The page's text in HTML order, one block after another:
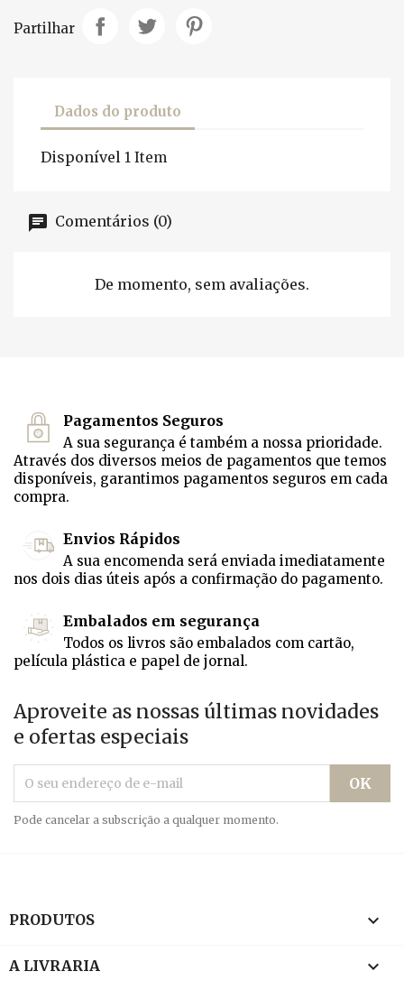
Partilhar
Dados do produto
Disponível 1 Item
Comentários (0)
De momento, sem avaliações.
Pagamentos Seguros
A sua segurança é também a nossa prioridade.
Através dos diversos meios de pagamentos que temos
disponíveis, garantimos pagamentos seguros em cada
compra.
Envios Rápidos
A sua encomenda será enviada imediatamente
nos dois dias úteis após a confirmação do pagamento.
Embalados em segurança
Todos os livros são embalados com cartão,
película plástica e papel de jornal.
Aproveite as nossas últimas novidades
e ofertas especiais
Pode cancelar a subscrição a qualquer momento.
PRODUTOS 
A LIVRARIA 